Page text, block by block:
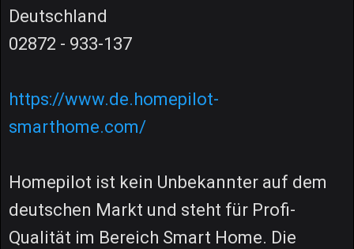
Deutschland
02872 - 933-137
https://www.de.homepilot-
smarthome.com/
Homepilot ist kein Unbekannter auf dem
deutschen Markt und steht für Profi-
Qualität im Bereich Smart Home. Die